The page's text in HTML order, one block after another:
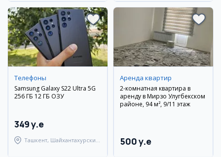
Телефоны
Samsung Galaxy S22 Ultra 5G
256 ГБ 12 ГБ ОЗУ
349 y.e
Ташкент, Шайхантахурский
Аренда квартир
2-комнатная квартира в
аренду в Мирзо Улугбекском
районе, 94 м², 9/11 этаж
500 y.e